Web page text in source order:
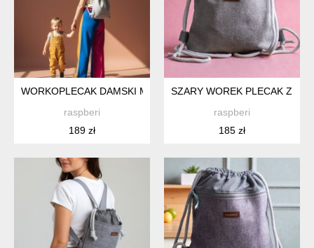
WORKOPLECAK DAMSKI MAMA JASNY SZARY RÓŻ
raspberi
189 zł
SZARY WOREK PLECAK Z
raspberi
185 zł